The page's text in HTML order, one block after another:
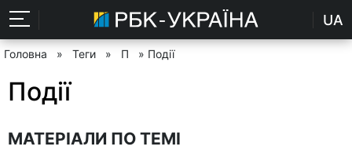
UA
Головна » Теги » П » Події
Події
МАТЕРІАЛИ ПО ТЕМІ